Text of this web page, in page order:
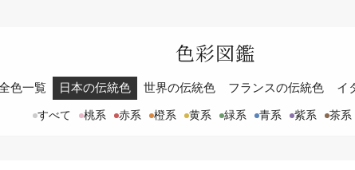
色彩図鑑
色一覧 日本の伝統色 世界の伝統色 フランスの伝統色 イ
すべて 桃系 赤系 橙系 黄系 緑系 青系 紫系 茶系